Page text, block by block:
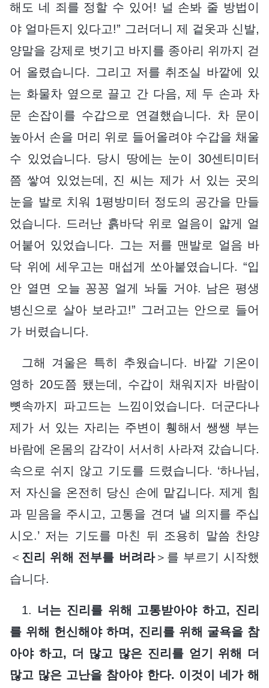
해도 네 죄를 정할 수 있어! 널 손봐 줄 방법이
야 얼마든지 있다고!” 그러더니 제 겉옷과 신발,
양말을 강제로 벗기고 바지를 종아리 위까지 걷
어 올렸습니다. 그리고 저를 취조실 바깥에 있
는 화물차 옆으로 끌고 간 다음, 제 두 손과 차
문 손잡이를 수갑으로 연결했습니다. 차 문이
높아서 손을 머리 위로 들어올려야 수갑을 채울
수 있었습니다. 당시 땅에는 눈이 30센티미터
쯤 쌓여 있었는데, 진 씨는 제가 서 있는 곳의
눈을 발로 치워 1평방미터 정도의 공간을 만들
었습니다. 드러난 흙바닥 위로 얼음이 얇게 얼
어붙어 있었습니다. 그는 저를 맨발로 얼음 바
닥 위에 세우고는 매섭게 쏘아붙였습니다. “입
안 열면 오늘 꽁꽁 얼게 놔둘 거야. 남은 평생
병신으로 살아 보라고!” 그러고는 안으로 들어
가 버렸습니다.
그해 겨울은 특히 추웠습니다. 바깥 기온이
영하 20도쯤 됐는데, 수갑이 채워지자 바람이
뼛속까지 파고드는 느낌이었습니다. 더군다나
제가 서 있는 자리는 주변이 휑해서 쌩쌩 부는
바람에 온몸의 감각이 서서히 사라져 갔습니다.
속으로 쉬지 않고 기도를 드렸습니다. ‘하나님,
저 자신을 온전히 당신 손에 맡깁니다. 제게 힘
과 믿음을 주시고, 고통을 견뎌 낼 의지를 주십
시오.’ 저는 기도를 마친 뒤 조용히 말씀 찬양
＜ 진리 위해 전부를 버려라＞를 부르기 시작했
습니다.
1. 너는 진리를 위해 고통받아야 하고, 진리
를 위해 헌신해야 하며, 진리를 위해 굴욕을 참
아야 하고, 더 많고 많은 진리를 얻기 위해 더
많고 많은 고난을 참아야 한다. 이것이 네가 해